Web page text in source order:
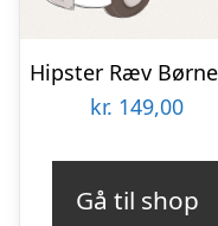
kr. 149,00
Gå til shop